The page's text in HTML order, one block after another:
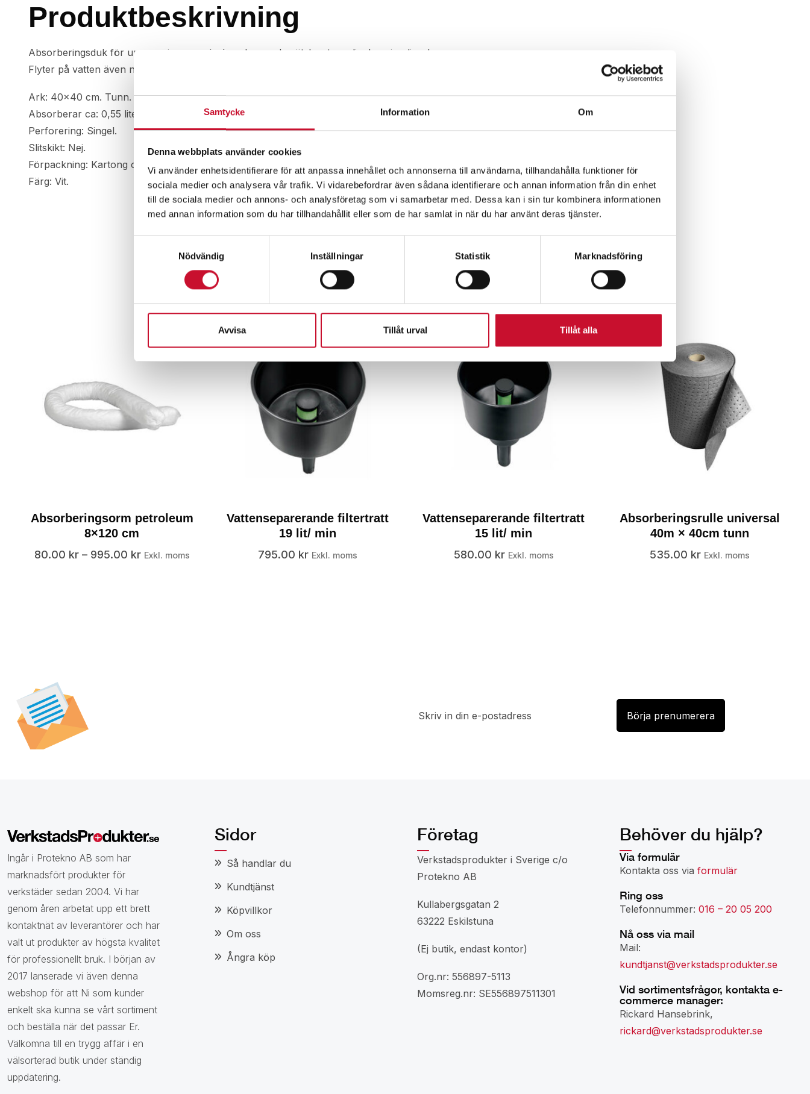
Samtycke Information Om
Denna webbplats använder cookies
Vi använder enhetsidentifierare för att anpassa innehållet och annonserna till användarna, tillhandahålla funktioner för
sociala medier och analysera vår trafik. Vi vidarebefordrar även sådana identifierare och annan information från din enhet
till de sociala medier och annons- och analysföretag som vi samarbetar med. Dessa kan i sin tur kombinera informationen
med annan information som du har tillhandahållit eller som de har samlat in när du har använt deras tjänster.
Nödvändig
Inställningar Statistik Marknadsföring
Avvisa Tillåt urval Tillåt alla
Produktbeskrivning
Absorberingsduk för uppsugning av petroleumbaserade vätskor t.ex olja, bensin, diesel mm.
Flyter på vatten även när duken är mättad med olja. Lämplig även för separation av oljor från vatten.
Ark: 40×40 cm. Tunn.
Absorberar ca: 0,55 liter/ark.
Perforering: Singel.
Slitskikt: Nej.
Förpackning: Kartong om 200 st.
Färg: Vit.
Relaterade produkter
Absorberingsorm petroleum
8×120 cm
80.00 kr– 995.00 kr Exkl. moms
Vattenseparerande filtertratt
19 lit/ min
795.00 kr Exkl. moms
Vattenseparerande filtertratt
15 lit/ min
580.00 kr Exkl. moms
Absorberingsrulle universal
40m × 40cm tunn
535.00 kr Exkl. moms
Ingår i Protekno AB som har
marknadsfört produkter för
verkstäder sedan 2004. Vi har
genom åren arbetat upp ett brett
kontaktnät av leverantörer och har
valt ut produkter av högsta kvalitet
för professionellt bruk. I början av
2017 lanserade vi även denna
webshop för att Ni som kunder
enkelt ska kunna se vårt sortiment
och beställa när det passar Er.
Välkomna till en trygg affär i en
välsorterad butik under ständig
uppdatering.
Sidor
Så handlar du
Kundtjänst
Köpvillkor
Om oss
Ångra köp
Företag
Verkstadsprodukter i Sverige c/o
Protekno AB
Kullabergsgatan 2
63222 Eskilstuna
(Ej butik, endast kontor)
Org.nr: 556897-5113
Momsreg.nr: SE556897511301
Behöver du hjälp?
Via formulär
Kontakta oss via formulär
Ring oss
Telefonnummer: 016 – 20 05 200
Nå oss via mail
Mail:
kundtjanst@verkstadsprodukter.se
Vid sortimentsfrågor, kontakta e-
commerce manager:
Rickard Hansebrink,
rickard@verkstadsprodukter.se